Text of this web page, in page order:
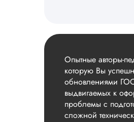
Опытные авторы-
которую Вы
обновлениями
выдвигаемых к
проблемы с
сложной